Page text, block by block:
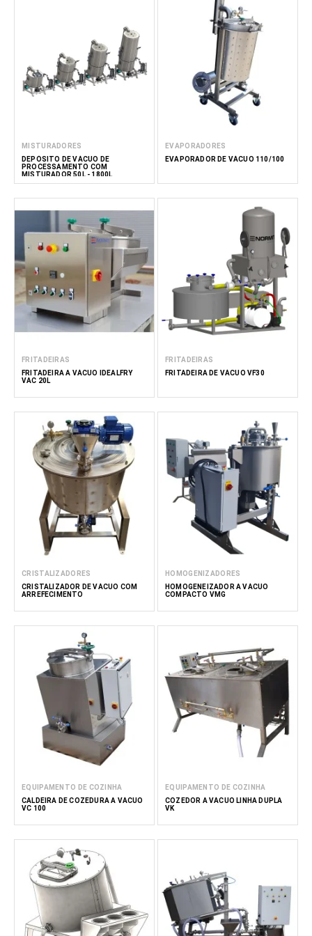
excecionais em condições subatmosféricas.
Leia menos
MISTURADORES
DEPÓSITO DE VÁCUO DE
PROCESSAMENTO COM
MISTURADOR 50L - 1800L
EVAPORADORES
EVAPORADOR DE VÁCUO 110/100
FRITADEIRAS
FRITADEIRA A VÁCUO IDEALFRY
VAC 20L
FRITADEIRAS
FRITADEIRA DE VÁCUO VF30
CRISTALIZADORES
CRISTALIZADOR DE VÁCUO COM
ARREFECIMENTO
HOMOGENIZADORES
HOMOGENEIZADOR A VÁCUO
COMPACTO VMG
EQUIPAMENTO DE COZINHA
CALDEIRA DE COZEDURA A VÁCUO
VC 100
EQUIPAMENTO DE COZINHA
COZEDOR A VÁCUO LINHA DUPLA
VK